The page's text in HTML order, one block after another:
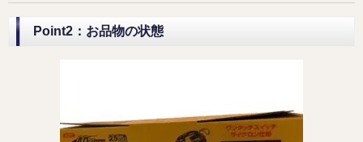
Point2：お品物の状態